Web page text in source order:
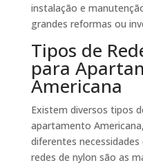
instalação e
grandes reformas ou
Tipos de
para
Americana
Existem diversos tipos
apartamento
diferentes
redes de nylon são as